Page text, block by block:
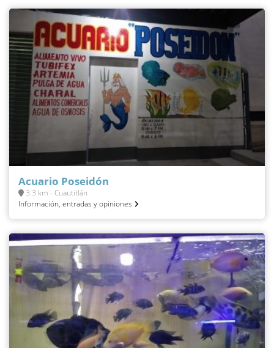
Acuario Poseidón
3.3 km - Cuautitlán
Información, entradas y opiniones